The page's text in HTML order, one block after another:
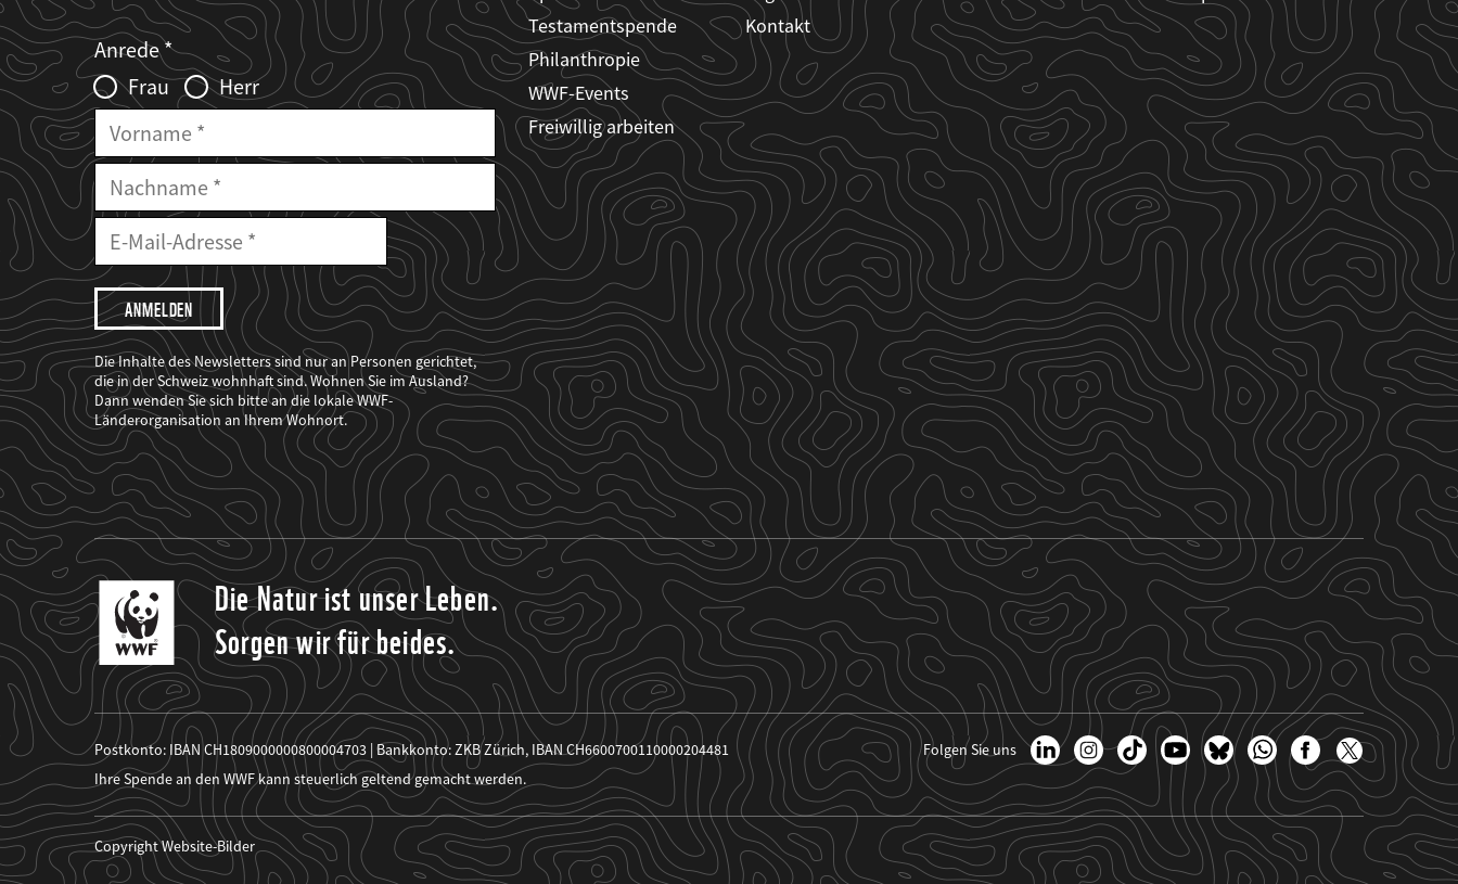
Web2Case
Infofelder
Fieldset
anrede_name
Anrede
Frau
Herr
Vorname
Nachname
E-
Mailadresse
Mail
Adresse
Ich
möchte,
dass
der
WWF
mich
über
seine
Projekte
informiert.
Die Inhalte des Newsletters sind nur an Personen gerichtet,
die in der Schweiz wohnhaft sind. Wohnen Sie im Ausland?
Dann wenden Sie sich bitte an die lokale WWF-
Länderorganisation an Ihrem Wohnort.
Testamentspende
Philanthropie
WWF-Events
Freiwillig arbeiten
Kontakt
Die Natur ist unser Leben.
Sorgen wir für beides.
Postkonto: IBAN CH1809000000800004703 | Bankkonto: ZKB Zürich, IBAN CH6600700110000204481
Ihre Spende an den WWF kann steuerlich geltend gemacht werden.
Folgen Sie uns
Copyright Website-Bilder